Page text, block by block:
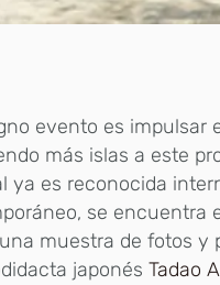
evento es impulsar
más islas a este
ya es reconocida
se encuentra
muestra de fotos y
japonésTadao